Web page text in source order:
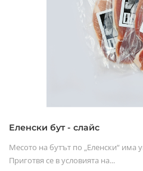
Еленски бут - слайс
Месото на бутът по „Еленски“ има
Приготвя се в условията на...